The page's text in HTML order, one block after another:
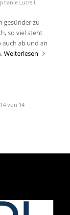
Lutrelli
gesünder zu
so viel steht
auch ab und an
Weiterlesen
von 14